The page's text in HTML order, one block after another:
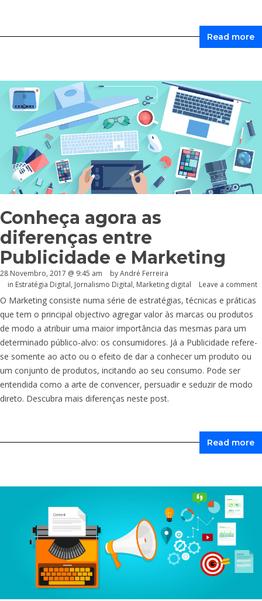
Read more
Conheça agora as
diferenças entre
Publicidade e Marketing
28 Novembro, 2017 @ 9:45 am
by André Ferreira
in Estratégia Digital, Jornalismo Digital, Marketing digital Leave a comment
O Marketing consiste numa série de estratégias, técnicas e práticas
que tem o principal objectivo agregar valor às marcas ou produtos
de modo a atribuir uma maior importância das mesmas para um
determinado público-alvo: os consumidores. Já a Publicidade refere-
se somente ao acto ou o efeito de dar a conhecer um produto ou
um conjunto de produtos, incitando ao seu consumo. Pode ser
entendida como a arte de convencer, persuadir e seduzir de modo
direto. Descubra mais diferenças neste post.
Read more